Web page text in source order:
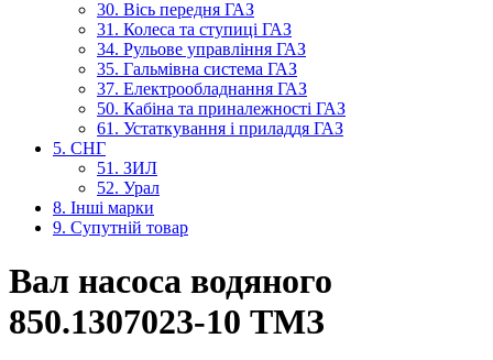
30. Вісь передня ГАЗ
31. Колеса та ступиці ГАЗ
34. Рульове управління ГАЗ
35. Гальмівна система ГАЗ
37. Електрообладнання ГАЗ
50. Кабіна та приналежності ГАЗ
61. Устаткування і приладдя ГАЗ
5. СНГ
51. ЗИЛ
52. Урал
8. Інші марки
9. Супутній товар
Вал насоса водяного
850.1307023-10 ТМЗ